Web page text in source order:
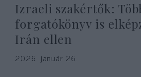
Izraeli szakértők:
forgatókönyv is
Irán ellen
2026. január 26.